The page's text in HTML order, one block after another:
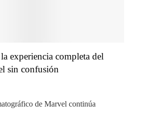
experiencia completa del
sin confusión
de Marvel continúa